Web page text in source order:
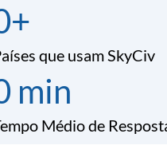
+
que usam SkyCiv
min
Médio de